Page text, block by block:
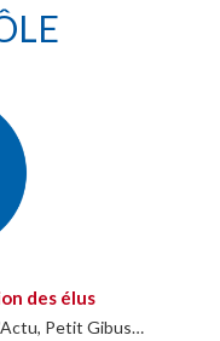
des élus
Petit Gibus…